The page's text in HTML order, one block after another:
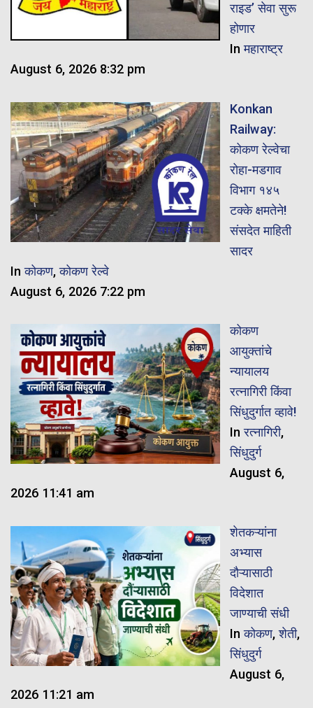
राइड’ सेवा सुरू
होणार
Inमहाराष्ट्र
August 6, 2026 8:32 pm
Konkan
Railway:
कोकण रेल्वेचा
रोहा-मडगाव
विभाग १४५
टक्के क्षमतेने!
संसदेत माहिती
सादर
Inकोकण,कोकण रेल्वे
August 6, 2026 7:22 pm
कोकण
आयुक्तांचे
न्यायालय
रत्नागिरी किंवा
सिंधुदुर्गात व्हावे!
Inरत्नागिरी,
सिंधुदुर्ग
August 6,
2026 11:41 am
शेतकऱ्यांना
अभ्यास
दौऱ्यासाठी
विदेशात
जाण्याची संधी
Inकोकण,शेती,
सिंधुदुर्ग
August 6,
2026 11:21 am